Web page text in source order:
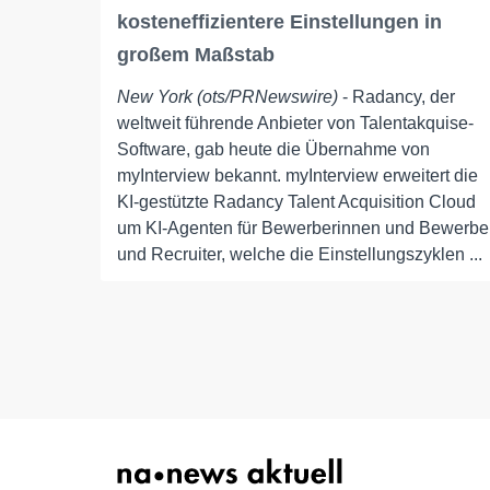
kosteneffizientere Einstellungen in
großem Maßstab
New York (ots/PRNewswire) - Radancy, der
weltweit führende Anbieter von Talentakquise-
Software, gab heute die Übernahme von
myInterview bekannt. myInterview erweitert die
KI-gestützte Radancy Talent Acquisition Cloud
um KI-Agenten für Bewerberinnen und
und Recruiter, welche die Einstellungszyklen ...